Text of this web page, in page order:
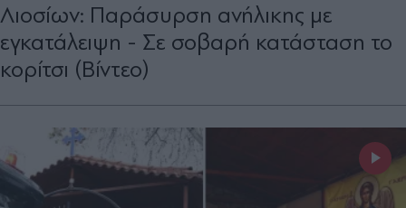
Λιοσίων: Παράσυρση ανήλικης με
εγκατάλειψη - Σε σοβαρή κατάσταση το
κορίτσι (Βίντεο)